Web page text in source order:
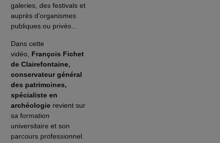
galeries, des festivals et
auprès d’organismes
publiques ou privés...
Dans cette
vidéo, François Fichet
de Clairefontaine,
conservateur général
des patrimoines,
spécialiste en
archéologie revient sur
sa formation
universitaire et son
parcours professionnel.